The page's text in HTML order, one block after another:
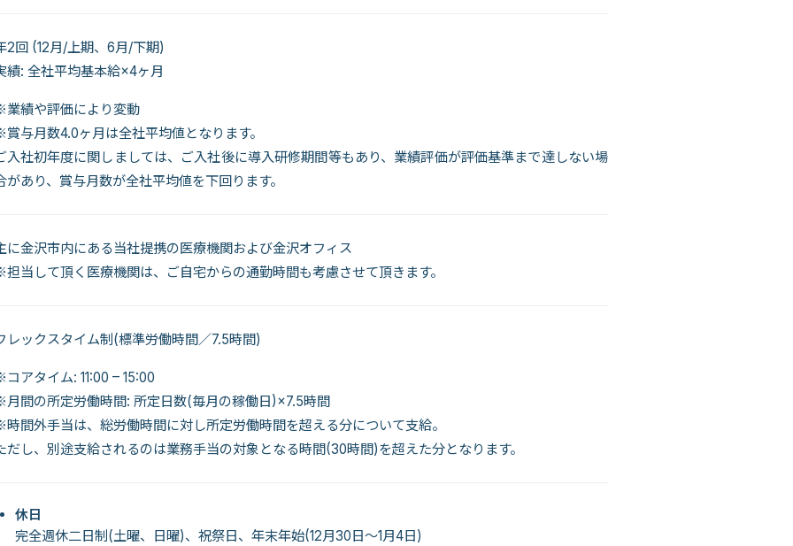
2回 (12月/上期、6月/下期)
績: 全社平均基本給×4ヶ月
績や評価により変動
与月数4.0ヶ月は全社平均値となります。
入社初年度に関しましては、ご入社後に導入研修期間等もあり、業績評価が評価基準まで達しない場
があり、賞与月数が全社平均値を下回ります。
に金沢市内にある当社提携の医療機関および金沢オフィス
当して頂く医療機関は、ご自宅からの通勤時間も考慮させて頂きます。
レックスタイム制(標準労働時間／7.5時間)
アタイム: 11:00 – 15:00
間の所定労働時間: 所定日数(毎月の稼働日)×7.5時間
間外手当は、総労働時間に対し所定労働時間を超える分について支給。
だし、別途支給されるのは業務手当の対象となる時間(30時間)を超えた分となります。
休日
完全週休二日制(土曜、日曜)、祝祭日、年末年始(12月30日～1月4日)